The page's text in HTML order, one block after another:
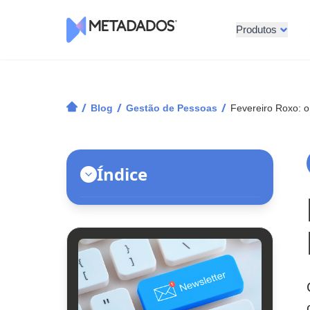
Produtos
/ Blog / Gestão de Pessoas / Fevereiro Roxo:
Índice
Saiba mais sobre as doenças
relacionadas ao Fevereiro Roxo
Como surgiu a campanha do
Fevereiro Roxo?